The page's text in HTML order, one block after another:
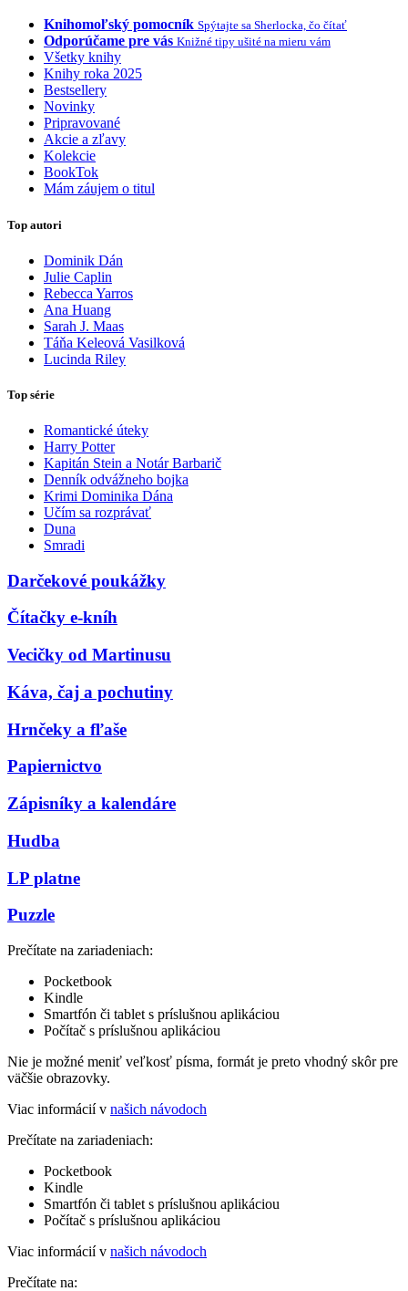
Knihomoľský pomocník Spýtajte sa Sherlocka, čo čítať
Odporúčame pre vás Knižné tipy ušité na mieru vám
Všetky knihy
Knihy roka 2025
Bestsellery
Novinky
Pripravované
Akcie a zľavy
Kolekcie
BookTok
Mám záujem o titul
Top autori
Dominik Dán
Julie Caplin
Rebecca Yarros
Ana Huang
Sarah J. Maas
Táňa Keleová Vasilková
Lucinda Riley
Top série
Romantické úteky
Harry Potter
Kapitán Stein a Notár Barbarič
Denník odvážneho bojka
Krimi Dominika Dána
Učím sa rozprávať
Duna
Smradi
Darčekové poukážky
Čítačky e-kníh
Vecičky od Martinusu
Káva, čaj a pochutiny
Hrnčeky a fľaše
Papiernictvo
Zápisníky a kalendáre
Hudba
LP platne
Puzzle
Prečítate na zariadeniach:
Pocketbook
Kindle
Smartfón či tablet s príslušnou aplikáciou
Počítač s príslušnou aplikáciou
Nie je možné meniť veľkosť písma, formát je preto vhodný skôr pre
väčšie obrazovky.
Viac informácií v našich návodoch
Prečítate na zariadeniach:
Pocketbook
Kindle
Smartfón či tablet s príslušnou aplikáciou
Počítač s príslušnou aplikáciou
Viac informácií v našich návodoch
Prečítate na: